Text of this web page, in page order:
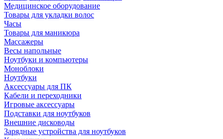
Медицинское оборудование
Товары для укладки волос
Часы
Товары для маникюра
Массажеры
Весы напольные
Ноутбуки и компьютеры
Моноблоки
Ноутбуки
Аксессуары для ПК
Кабели и переходники
Игровые аксессуары
Подставки для ноутбуков
Внешние дисководы
Зарядные устройства для ноутбуков